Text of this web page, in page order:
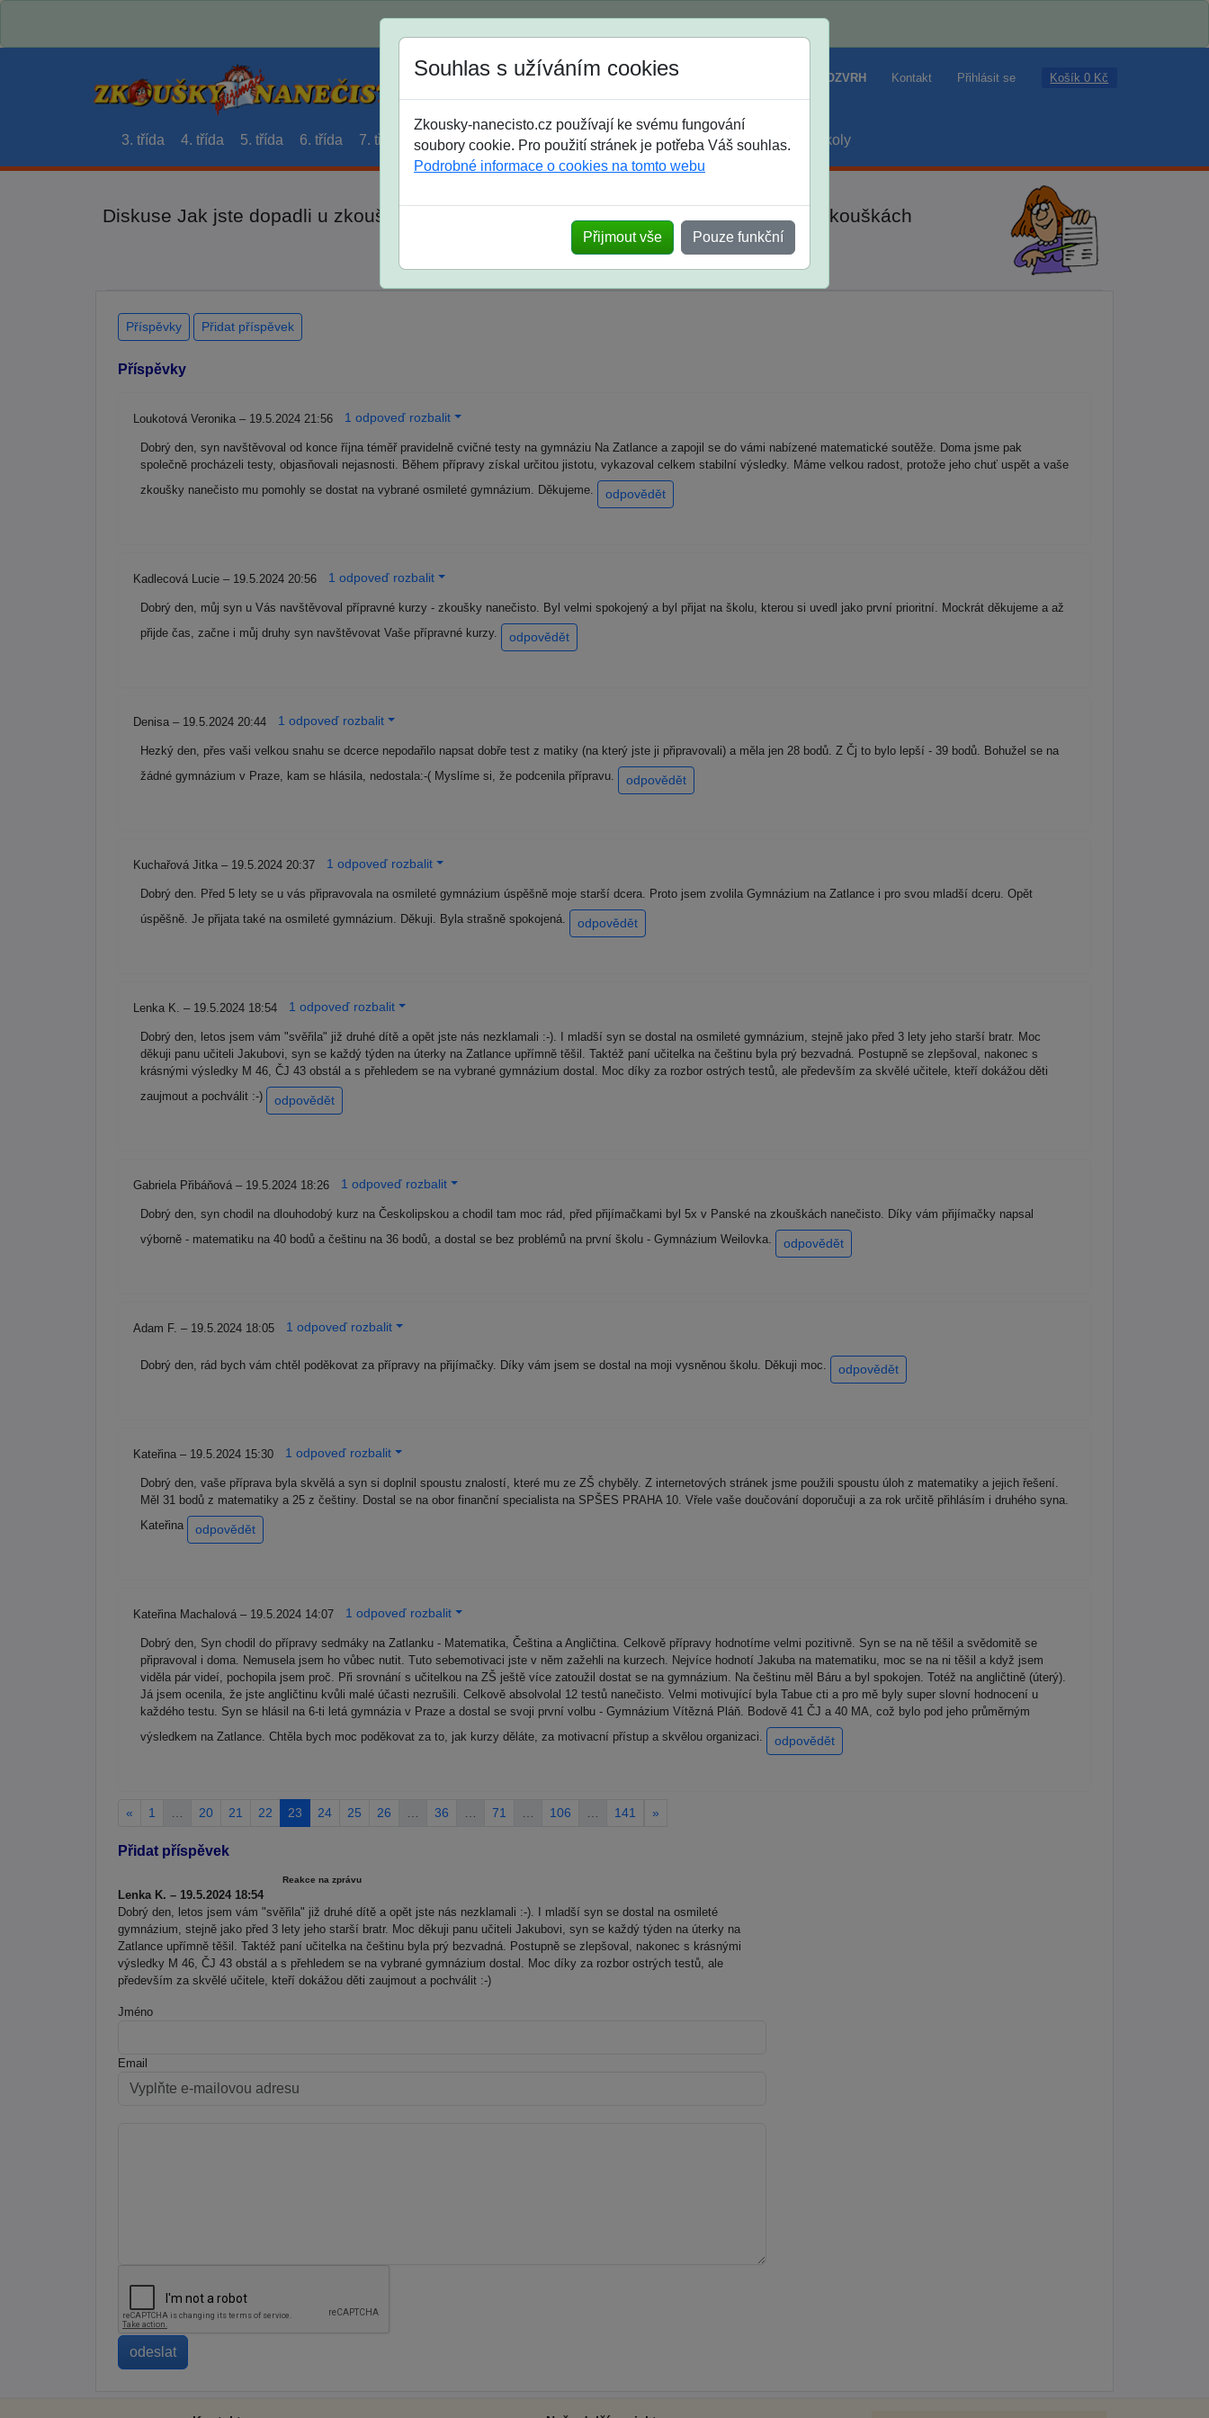
Jak si vybrat ROZVRH Kontakt Přihlásit se Košík 0 Kč
3. třída 4. třída 5. třída 6. třída 7. třída 8. třída 9. třída střední maturanti soutěže prázdniny školy
Diskuse Jak jste dopadli u zkoušek na SŠ? Vaše ohlasy po skutečných přijímacích zkouškách
Souhlas s užíváním cookies
Zkousky-nanecisto.cz používají ke svému fungování
soubory cookie. Pro použití stránek je potřeba Váš souhlas.
Podrobné informace o cookies na tomto webu
Přijmout vše Pouze funkční
Příspěvky Přidat příspěvek
Příspěvky
Loukotová Veronika – 19.5.2024 21:56 1 odpoveď rozbalit
Dobrý den, syn navštěvoval od konce října téměř pravidelně cvičné testy na gymnáziu Na Zatlance a zapojil se do vámi nabízené matematické soutěže. Doma jsme pak
společně procházeli testy, objasňovali nejasnosti. Během přípravy získal určitou jistotu, vykazoval celkem stabilní výsledky. Máme velkou radost, protože jeho chuť uspět a vaše
zkoušky nanečisto mu pomohly se dostat na vybrané osmileté gymnázium. Děkujeme.
odpovědět
Kadlecová Lucie – 19.5.2024 20:56 1 odpoveď rozbalit
Dobrý den, můj syn u Vás navštěvoval přípravné kurzy - zkoušky nanečisto. Byl velmi spokojený a byl přijat na školu, kterou si uvedl jako první prioritní. Mockrát děkujeme a až
přijde čas, začne i můj druhy syn navštěvovat Vaše přípravné kurzy.
odpovědět
Denisa – 19.5.2024 20:44 1 odpoveď rozbalit
Hezký den, přes vaši velkou snahu se dcerce nepodařilo napsat dobře test z matiky (na který jste ji připravovali) a měla jen 28 bodů. Z Čj to bylo lepší - 39 bodů. Bohužel se na
žádné gymnázium v Praze, kam se hlásila, nedostala:-( Myslíme si, že podcenila přípravu.
odpovědět
Kuchařová Jitka – 19.5.2024 20:37 1 odpoveď rozbalit
Dobrý den. Před 5 lety se u vás připravovala na osmileté gymnázium úspěšně moje starší dcera. Proto jsem zvolila Gymnázium na Zatlance i pro svou mladší dceru. Opět
úspěšně. Je přijata také na osmileté gymnázium. Děkuji. Byla strašně spokojená.
odpovědět
Lenka K. – 19.5.2024 18:54 1 odpoveď rozbalit
Dobrý den, letos jsem vám "svěřila" již druhé dítě a opět jste nás nezklamali :-). I mladší syn se dostal na osmileté gymnázium, stejně jako před 3 lety jeho starší bratr. Moc
děkuji panu učiteli Jakubovi, syn se každý týden na úterky na Zatlance upřímně těšil. Taktéž paní učitelka na češtinu byla prý bezvadná. Postupně se zlepšoval, nakonec s
krásnými výsledky M 46, ČJ 43 obstál a s přehledem se na vybrané gymnázium dostal. Moc díky za rozbor ostrých testů, ale především za skvělé učitele, kteří dokážou děti
zaujmout a pochválit :-)
odpovědět
Gabriela Přibáňová – 19.5.2024 18:26 1 odpoveď rozbalit
Dobrý den, syn chodil na dlouhodobý kurz na Českolipskou a chodil tam moc rád, před přijímačkami byl 5x v Panské na zkouškách nanečisto. Díky vám přijímačky napsal
výborně - matematiku na 40 bodů a češtinu na 36 bodů, a dostal se bez problémů na první školu - Gymnázium Weilovka.
odpovědět
Adam F. – 19.5.2024 18:05 1 odpoveď rozbalit
Dobrý den, rád bych vám chtěl poděkovat za přípravy na přijímačky. Díky vám jsem se dostal na moji vysněnou školu. Děkuji moc. odpovědět
Kateřina – 19.5.2024 15:30 1 odpoveď rozbalit
Dobrý den, vaše příprava byla skvělá a syn si doplnil spoustu znalostí, které mu ze ZŠ chyběly. Z internetových stránek jsme použili spoustu úloh z matematiky a jejich řešení.
Měl 31 bodů z matematiky a 25 z češtiny. Dostal se na obor finanční specialista na SPŠES PRAHA 10. Vřele vaše doučování doporučuji a za rok určitě přihlásím i druhého syna.
Kateřina
odpovědět
Kateřina Machalová – 19.5.2024 14:07 1 odpoveď rozbalit
Dobrý den, Syn chodil do přípravy sedmáky na Zatlanku - Matematika, Čeština a Angličtina. Celkově přípravy hodnotíme velmi pozitivně. Syn se na ně těšil a svědomitě se
připravoval i doma. Nemusela jsem ho vůbec nutit. Tuto sebemotivaci jste v něm zažehli na kurzech. Nejvíce hodnotí Jakuba na matematiku, moc se na ni těšil a když jsem
viděla pár videí, pochopila jsem proč. Při srovnání s učitelkou na ZŠ ještě více zatoužil dostat se na gymnázium. Na češtinu měl Báru a byl spokojen. Totéž na angličtině (úterý).
Já jsem ocenila, že jste angličtinu kvůli malé účasti nezrušili. Celkově absolvolal 12 testů nanečisto. Velmi motivující byla Tabue cti a pro mě byly super slovní hodnocení u
každého testu. Syn se hlásil na 6-ti letá gymnázia v Praze a dostal se svoji první volbu - Gymnázium Vítězná Pláň. Bodově 41 ČJ a 40 MA, což bylo pod jeho průměrným
výsledkem na Zatlance. Chtěla bych moc poděkovat za to, jak kurzy děláte, za motivacní přístup a skvělou organizaci.
odpovědět
« 1 20 21 22 23 24 25 26 36 71 106 141 »
Přidat příspěvek
Reakce na zprávu
Lenka K. – 19.5.2024 18:54
Dobrý den, letos jsem vám "svěřila" již druhé dítě a opět jste nás nezklamali :-). I mladší syn se dostal na osmileté
gymnázium, stejně jako před 3 lety jeho starší bratr. Moc děkuji panu učiteli Jakubovi, syn se každý týden na úterky na
Zatlance upřímně těšil. Taktéž paní učitelka na češtinu byla prý bezvadná. Postupně se zlepšoval, nakonec s krásnými
výsledky M 46, ČJ 43 obstál a s přehledem se na vybrané gymnázium dostal. Moc díky za rozbor ostrých testů, ale
především za skvělé učitele, kteří dokážou děti zaujmout a pochválit :-)
Jméno
Email